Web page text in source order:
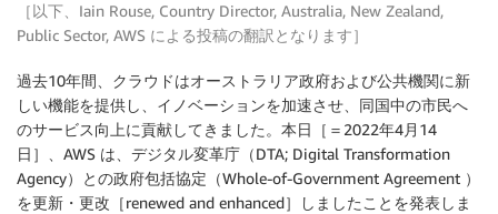
［以下、Iain Rouse, Country Director, Australia, New Zealand,
Public Sector, AWS による投稿の翻訳となります］
過去10年間、クラウドはオーストラリア政府および公共機関に新
しい機能を提供し、イノベーションを加速させ、同国中の市民へ
のサービス向上に貢献してきました。本日［＝2022年4月14
日］、AWS は、デジタル変革庁（DTA; Digital Transformation
Agency）との政府包括協定（Whole-of-Government Agreement ）
を更新・更改［renewed and enhanced］しましたことを発表しま